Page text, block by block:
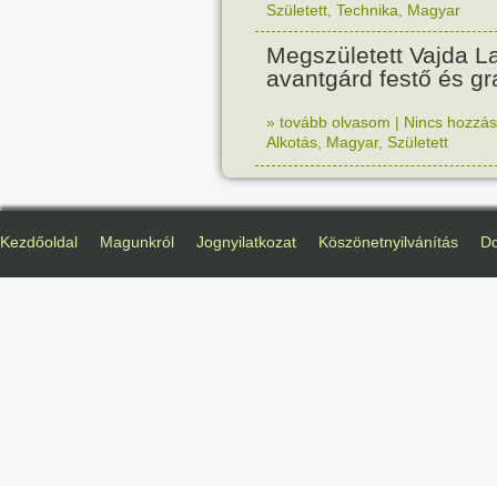
Született Technika Magyar
Megszületett Vajda
avantgárd festő és
» tovább olvasom | Nincs
Alkotás Magyar, Született
Kezdőoldal Magunkról Jognyilatkozat Köszönetnyilvánítás